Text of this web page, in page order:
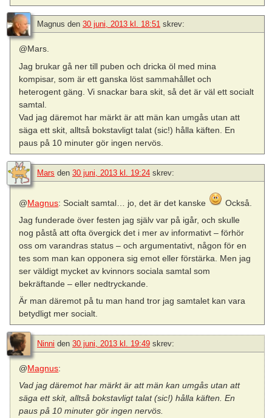
Magnus den 30 juni, 2013 kl. 18:51 skrev:
@Mars.
Jag brukar gå ner till puben och dricka öl med mina
kompisar, som är ett ganska löst sammahållet och
heterogent gäng. Vi snackar bara skit, så det är väl ett socialt
samtal.
Vad jag däremot har märkt är att män kan umgås utan att
säga ett skit, alltså bokstavligt talat (sic!) hålla käften. En
paus på 10 minuter gör ingen nervös.
Mars den 30 juni, 2013 kl. 19:24 skrev:
@Magnus: Socialt samtal… jo, det är det kanske
Också.
Jag funderade över festen jag själv var på igår, och skulle
nog påstå att ofta övergick det i mer av informativt – förhör
oss om varandras status – och argumentativt, någon för en
tes som man kan opponera sig emot eller förstärka. Men jag
ser väldigt mycket av kvinnors sociala samtal som
bekräftande – eller nedtryckande.
Är man däremot på tu man hand tror jag samtalet kan vara
betydligt mer socialt.
Ninni den 30 juni, 2013 kl. 19:49 skrev:
@Magnus:
Vad jag däremot har märkt är att män kan umgås utan att
säga ett skit, alltså bokstavligt talat (sic!) hålla käften. En
paus på 10 minuter gör ingen nervös.